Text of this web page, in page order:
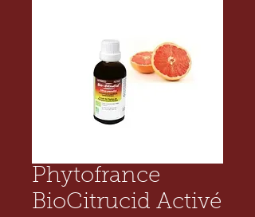
Phytofrance
BioCitrucid Activé